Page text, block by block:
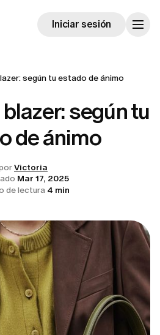
Iniciar sesión
según tu estado de ánimo
según tu
de ánimo
Victoria
Mar 17, 2025
de lectura 4 min